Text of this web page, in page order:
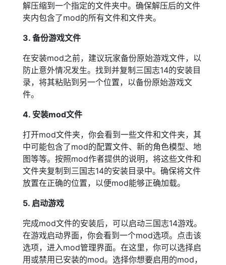
解压缩到一个指定的文件夹中。确保解压后的文件
夹内包含了mod的所有文件和文件夹。
3. 备份游戏文件
在安装mod之前，建议玩家备份原始游戏文件，以
防止意外情况发生。找到并复制三国志14的安装目
录，将其粘贴到另一个位置，以备份原始游戏文
件。
4. 安装mod文件
打开mod文件夹，你会看到一些文件和文件夹，其
中可能包含了mod的配置文件、新的角色模型、地
图等等。按照mod作者提供的说明，将这些文件和
文件夹复制到三国志14的安装目录中。确保将文件
放置在正确的位置，以便mod能够正确加载。
5. 启动游戏
完成mod文件的安装后，可以启动三国志14游戏。
在游戏启动界面，你会看到一个mod选项。点击该
选项，进入mod管理界面。在这里，你可以选择启
用或禁用已安装的mod。选择你想要启用的mod，